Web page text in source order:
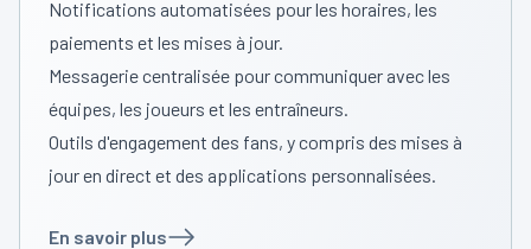
Notifications automatisées pour les horaires, les
paiements et les mises à jour.
Messagerie centralisée pour communiquer avec les
équipes, les joueurs et les entraîneurs.
Outils d'engagement des fans, y compris des mises à
jour en direct et des applications personnalisées.
En savoir plus